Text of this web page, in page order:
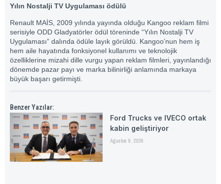
Yılın Nostalji TV Uygulaması ödülü
Renault MAİS, 2009 yılında yayında olduğu Kangoo reklam filmi
serisiyle ODD Gladyatörler ödül töreninde “Yılın Nostalji TV
Uygulaması” dalında ödüle layık görüldü. Kangoo’nun hem iş
hem aile hayatında fonksiyonel kullanımı ve teknolojik
özelliklerine mizahi dille vurgu yapan reklam filmleri, yayınlandığı
dönemde pazar payı ve marka bilinirliği anlamında markaya
büyük başarı getirmişti.
Benzer Yazılar:
Ford Trucks ve IVECO ortak
kabin geliştiriyor
Ağustos 9, 2026